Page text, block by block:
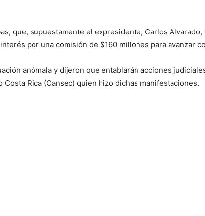
que, supuestamente el expresidente, Carlos
por una comisión de $160 millones para avanzar
anómala y dijeron que entablarán acciones
Rica (Cansec) quien hizo dichas manifestaciones.